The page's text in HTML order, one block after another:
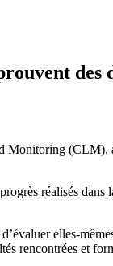
des
Monitoring (CLM),
réalisés
elles-
rencontrées et